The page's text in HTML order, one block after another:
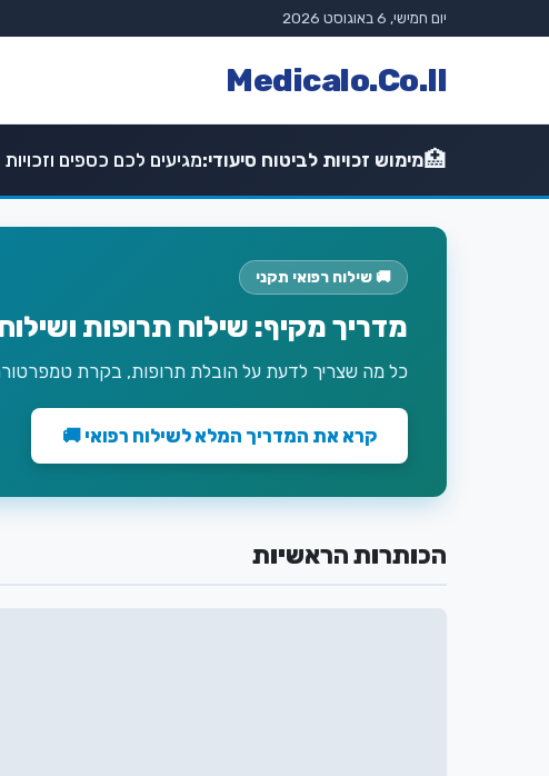
יום חמישי, 6 באוגוסט 2026
Medicalo.Co.Il
🏥מימוש זכויות לביטוח סיעודי:מגיעים לכם כספים
🚚 שילוח רפואי תקני
מדריך מקיף: שילוח תרופות
כל מה שצריך לדעת על הובלת תרופות, בקרת
קרא את המדריך המלא לשילוח רפואי 🚚
הכותרות הראשיות